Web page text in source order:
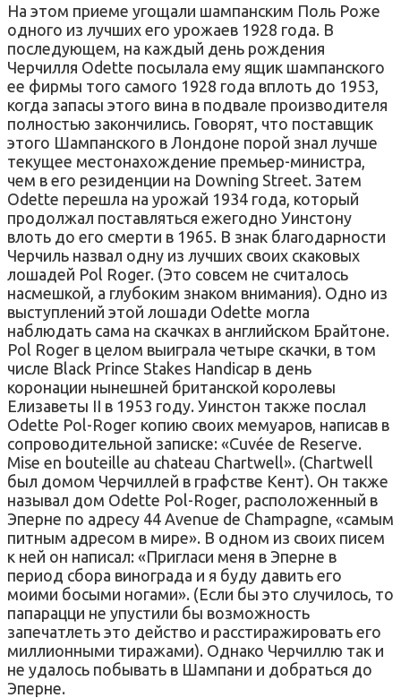
На этом приеме угощали шампанским Поль Роже
одного из лучших его урожаев 1928 года. В
последующем, на каждый день рождения
Черчилля Odette посылала ему ящик шампанского
ее фирмы того самого 1928 года вплоть до 1953,
когда запасы этого вина в подвале производителя
полностью закончились. Говорят, что поставщик
этого Шампанского в Лондоне порой знал лучше
текущее местонахождение премьер-министра,
чем в его резиденции на Downing Street. Затем
Odette перешла на урожай 1934 года, который
продолжал поставляться ежегодно Уинстону
влоть до его смерти в 1965. В знак благодарности
Черчиль назвал одну из лучших своих скаковых
лошадей Pol Roger. (Это совсем не считалось
насмешкой, а глубоким знаком внимания). Одно из
выступлений этой лошади Odette могла
наблюдать сама на скачках в английском Брайтоне.
Pol Roger в целом выиграла четыре скачки, в том
числе Black Prince Stakes Handicap в день
коронации нынешней британской королевы
Елизаветы II в 1953 году. Уинстон также послал
Odette Pol-Roger копию своих мемуаров, написав в
сопроводительной записке: «Cuvée de Reserve.
Mise en bouteille au chateau Chartwell». (Chartwell
был домом Черчиллей в графстве Кент). Он также
называл дом Odette Pol-Roger, расположенный в
Эперне по адресу 44 Avenue de Champagne, «самым
питным адресом в мире». В одном из своих писем
к ней он написал: «Пригласи меня в Эперне в
период сбора винограда и я буду давить его
моими босыми ногами». (Если бы это случилось, то
папарацци не упустили бы возможность
запечатлеть это действо и расстиражировать его
миллионными тиражами). Однако Черчиллю так и
не удалось побывать в Шампани и добраться до
Эперне.